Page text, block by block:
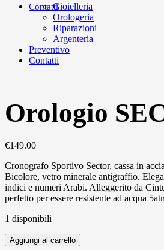
ContattiGioielleria
Orologeria
Riparazioni
Argenteria
Preventivo
Contatti
Orologio
€149.00
Cronografo Sportivo Sector, cassa in
Bicolore, vetro minerale antigraffio.
indici e numeri Arabi. Alleggerito da
perfetto per essere resistente ad acqua
1 disponibili
Aggiungi al carrello